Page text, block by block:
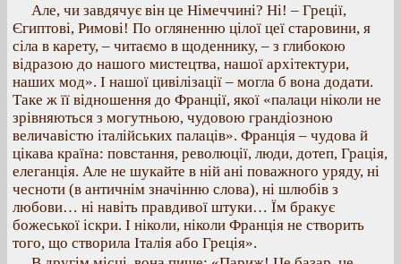
Але, чи завдячує він це Німеччині? Ні! – Греції,
Єгиптові, Римові! По огляненню цілої цеї старовини, я
сіла в карету, – читаємо в щоденнику, – з глибокою
відразою до нашого мистецтва, нашої архітектури,
наших мод». І нашої цивілізації – могла б вона додати.
Таке ж її відношення до Франції, якої «палаци ніколи не
зрівняються з могутньою, чудовою грандіозною
величавістю італійських палаців». Франція – чудова й
цікава країна: повстання, революції, люди, дотеп, Грація,
елеганція. Але не шукайте в ній ані поважного уряду, ні
чесноти (в античнім значінню слова), ні шлюбів з
любови… ні навіть правдивої штуки… Їм бракує
божеської іскри. І ніколи, ніколи Франція не створить
того, що створила Італія або Греція».